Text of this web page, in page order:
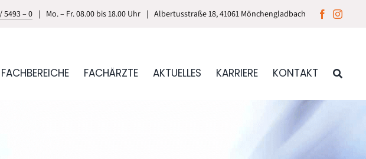
5493 – 0 | Mo. – Fr. 08.00 bis 18.00 Uhr | Albertusstraße 18, 41061 Mönchengladbach
FACHBEREICHE FACHÄRZTE AKTUELLES KARRIERE KONTAKT